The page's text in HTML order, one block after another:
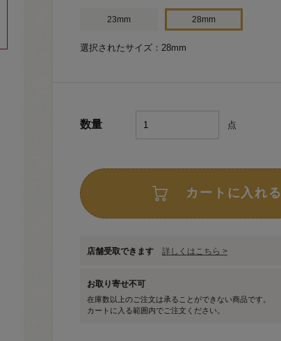
23mm 28mm
選択されたサイズ：28mm
数量 点
カートに入れる
店舗受取できます 詳しくはこちら >
お取り寄せ不可
在庫数以上のご注文は承ることができない商品です。
カートに入る範囲内でご注文ください。